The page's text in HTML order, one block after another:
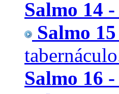
Salmo 14 -
Salmo
Salmo 16 -